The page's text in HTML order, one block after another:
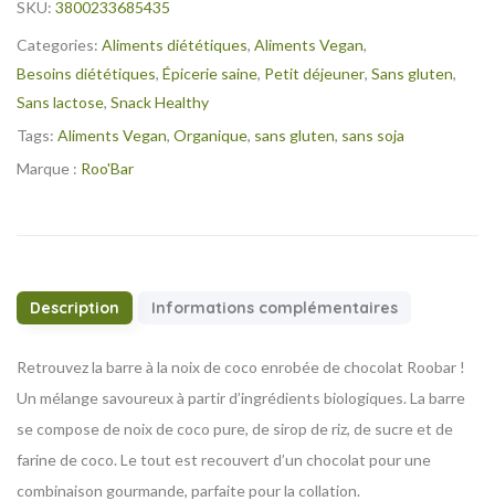
SKU: 3800233685435
Categories: Aliments diététiques, Aliments Vegan,
Besoins diététiques, Épicerie saine, Petit déjeuner, Sans gluten,
Sans lactose, Snack Healthy
Tags: Aliments Vegan, Organique, sans gluten, sans soja
Marque : Roo'Bar
Description Informations complémentaires
Retrouvez la barre à la noix de coco enrobée de chocolat Roobar !
Un mélange savoureux à partir d’ingrédients biologiques. La barre
se compose de noix de coco pure, de sirop de riz, de sucre et de
farine de coco. Le tout est recouvert d’un chocolat pour une
combinaison gourmande, parfaite pour la collation.